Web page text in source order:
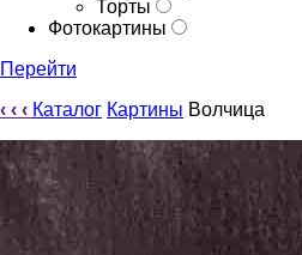
Торты
Фотокартины
Перейти
‹ ‹ ‹ Каталог Картины Волчица